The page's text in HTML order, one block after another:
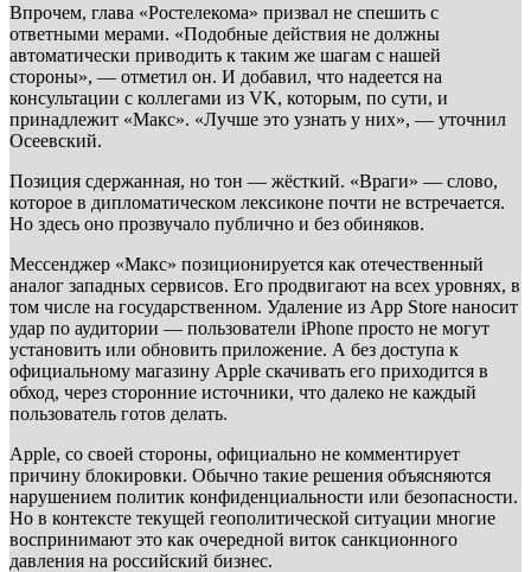
Впрочем, глава «Ростелекома» призвал не спешить с
ответными мерами. «Подобные действия не должны
автоматически приводить к таким же шагам с нашей
стороны», — отметил он. И добавил, что надеется на
консультации с коллегами из VK, которым, по сути, и
принадлежит «Макс». «Лучше это узнать у них», — уточнил
Осеевский.
Позиция сдержанная, но тон — жёсткий. «Враги» — слово,
которое в дипломатическом лексиконе почти не встречается.
Но здесь оно прозвучало публично и без обиняков.
Мессенджер «Макс» позиционируется как отечественный
аналог западных сервисов. Его продвигают на всех уровнях, в
том числе на государственном. Удаление из App Store наносит
удар по аудитории — пользователи iPhone просто не могут
установить или обновить приложение. А без доступа к
официальному магазину Apple скачивать его приходится в
обход, через сторонние источники, что далеко не каждый
пользователь готов делать.
Apple, со своей стороны, официально не комментирует
причину блокировки. Обычно такие решения объясняются
нарушением политик конфиденциальности или безопасности.
Но в контексте текущей геополитической ситуации многие
воспринимают это как очередной виток санкционного
давления на российский бизнес.